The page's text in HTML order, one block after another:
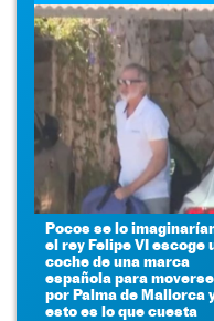
Pocos se lo
el rey Felipe VI escoge
coche de una marca
española para moverse
por Palma de Mallorca
esto es lo que cuesta